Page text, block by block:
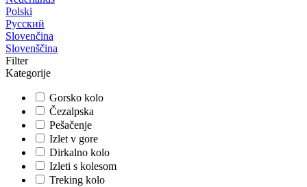
Polski
Русский
Slovenčina
Slovenščina
Filter
Kategorije
Gorsko kolo
Čezalpska
Pešačenje
Izlet v gore
Dirkalno kolo
Izleti s kolesom
Treking kolo